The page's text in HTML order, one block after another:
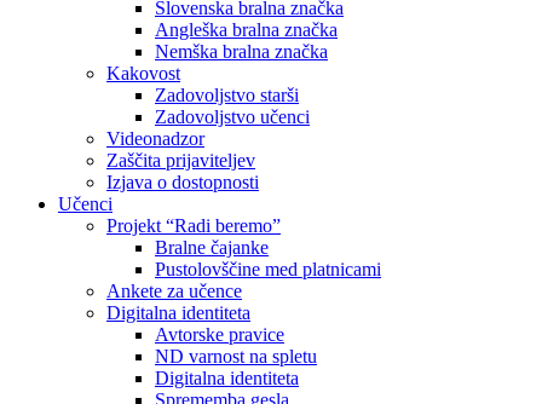
Slovenska bralna značka
Angleška bralna značka
Nemška bralna značka
Kakovost
Zadovoljstvo starši
Zadovoljstvo učenci
Videonadzor
Zaščita prijaviteljev
Izjava o dostopnosti
Učenci
Projekt “Radi beremo”
Bralne čajanke
Pustolovščine med platnicami
Ankete za učence
Digitalna identiteta
Avtorske pravice
ND varnost na spletu
Digitalna identiteta
Sprememba gesla